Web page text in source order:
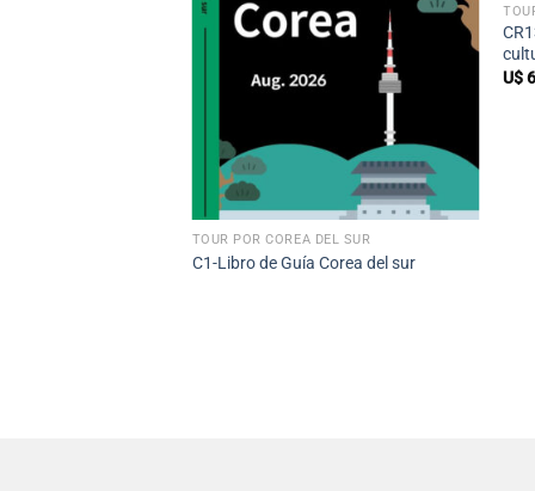
+
TOUR POR COREA DEL SUR
C1-Libro de Guía Corea del sur
U$